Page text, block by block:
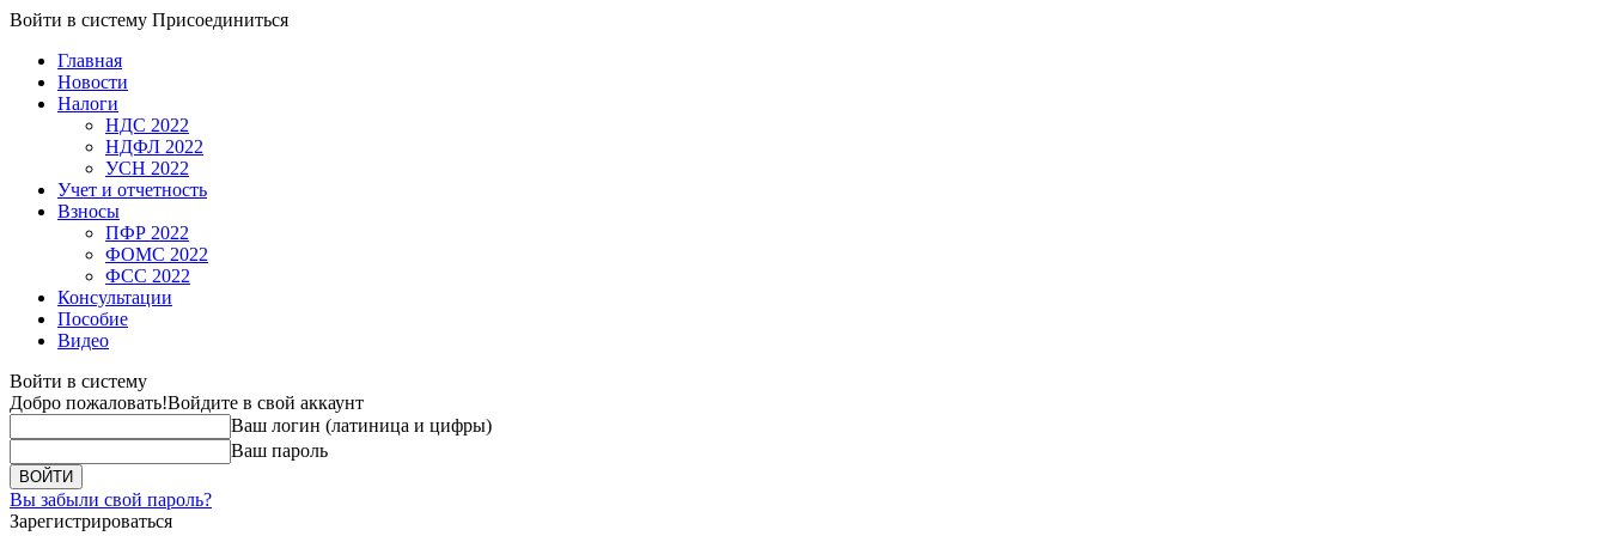
Войти в систему Присоединиться
Главная
Новости
Налоги
НДС 2022
НДФЛ 2022
УСН 2022
Учет и отчетность
Взносы
ПФР 2022
ФОМС 2022
ФСС 2022
Консультации
Пособие
Видео
Войти в систему
Добро пожаловать!Войдите в свой аккаунт
Ваш логин (латиница и цифры)
Ваш пароль
Вы забыли свой пароль?
Зарегистрироваться